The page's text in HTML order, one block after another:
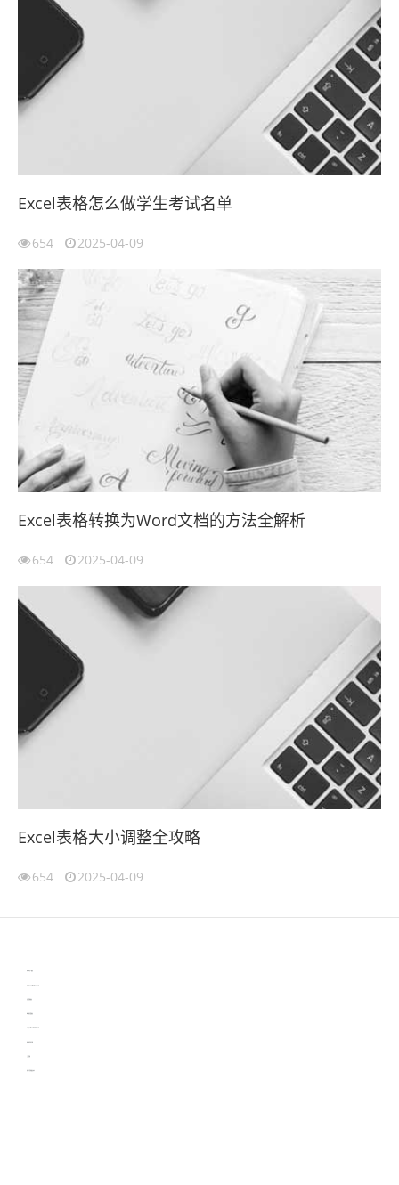
Excel表格怎么做学生考试名单
654 2025-04-09
Excel表格转换为Word文档的方法全解析
654 2025-04-09
Excel表格大小调整全攻略
654 2025-04-09